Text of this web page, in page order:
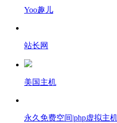
Yoo趣儿
站长网
美国主机
永久免费空间|php虚拟主